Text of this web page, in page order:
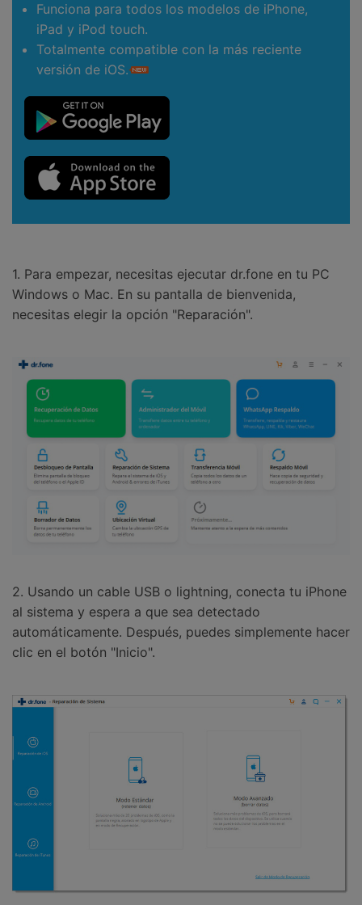
Funciona para todos los modelos de iPhone,
iPad y iPod touch.
Totalmente compatible con la más reciente
versión de iOS.
1. Para empezar, necesitas ejecutar dr.fone en tu PC
Windows o Mac. En su pantalla de bienvenida,
necesitas elegir la opción "Reparación".
2. Usando un cable USB o lightning, conecta tu iPhone
al sistema y espera a que sea detectado
automáticamente. Después, puedes simplemente hacer
clic en el botón "Inicio".